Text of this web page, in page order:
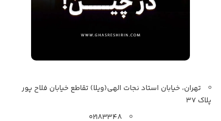
تهران، خیابان استاد نجات الهی(ویلا) تقاطع خیابان فلاح پور
پلاک 37
۰۲۱۸۳۳۴۸